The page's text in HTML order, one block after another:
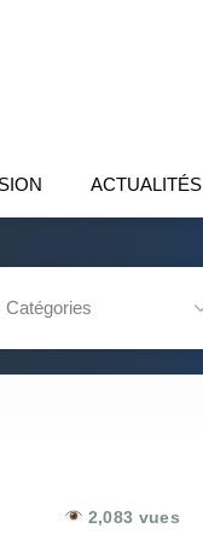
ACTUALITÉS
Catégories
2,083 vues